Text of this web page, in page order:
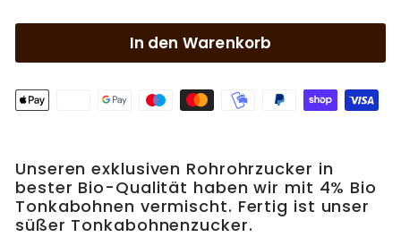
In den Warenkorb
Unseren exklusiven Rohrohrzucker in
bester Bio-Qualität haben wir mit 4% Bio
Tonkabohnen vermischt. Fertig ist unser
süßer Tonkabohnenzucker.